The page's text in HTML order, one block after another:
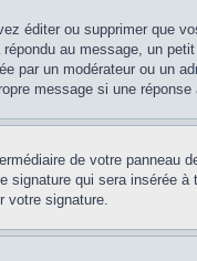
éditer ou supprimer que
au message, un
par un modérateur ou
message si une réponse
de votre
signature qui sera
votre signature.